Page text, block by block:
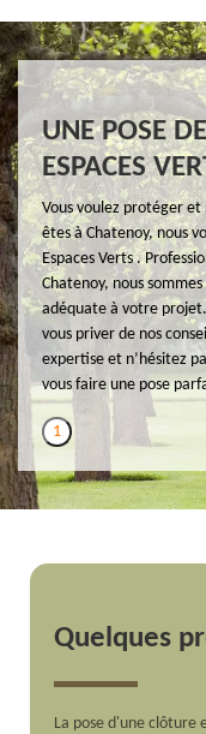
UNE POSE
ESPACES
Vous voulez protéger
êtes à Chatenoy, nous
Espaces Verts .
Chatenoy, nous
adéquate à votre
vous priver de nos
expertise et n’hésitez
vous faire une pose
1
Quelques
La pose d'une